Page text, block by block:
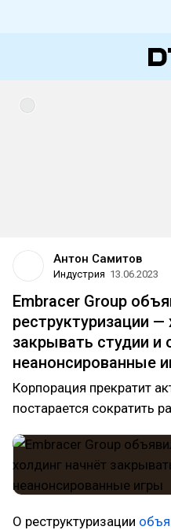
Антон Самитов
Индустрия 13.06.2023
Embracer Group
реструктуризации —
закрывать студии и
неанонсированные
Корпорация прекратит
постарается сократить
О реструктуризации